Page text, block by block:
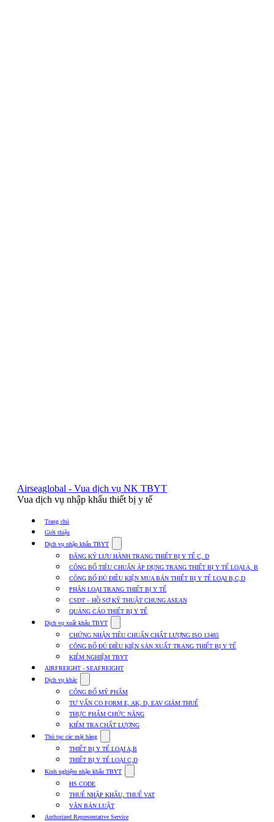
Airseaglobal - Vua dịch vụ NK TBYT
Vua dịch vụ nhập khẩu thiết bị y tế
Trang chủ
Giới thiệu
Dịch vụ nhập khẩu TBYT
submenu
for
Dịch
vụ
nhập
khẩu
TBYT
ĐĂNG KÝ LƯU HÀNH TRANG THIẾT BỊ Y TẾ C, D
CÔNG BỐ TIÊU CHUẨN ÁP DỤNG TRANG THIẾT BỊ Y TẾ LOẠI A, B
CÔNG BỐ ĐỦ ĐIỀU KIỆN MUA BÁN THIẾT BỊ Y TẾ LOẠI B,C,D
PHÂN LOẠI TRANG THIẾT BỊ Y TẾ
CSDT – HỒ SƠ KỸ THUẬT CHUNG ASEAN
QUẢNG CÁO THIẾT BỊ Y TẾ
Dịch vụ xuất khẩu TBYT
submenu
for
Dịch
vụ
xuất
TBYT
CHỨNG NHẬN TIÊU CHUẨN CHẤT LƯỢNG ISO 13485
CÔNG BỐ ĐỦ ĐIỀU KIỆN SẢN XUẤT TRANG THIẾT BỊ Y TẾ
KIỂM NGHIỆM TBYT
AIRFREIGHT - SEAFREIGHT
Dịch vụ khác
submenu
for
Dịch
vụ
khác
CÔNG BỐ MỸ PHẨM
TƯ VẤN CO FORM E, AK, D, EAV GIẢM THUẾ
THỰC PHẨM CHỨC NĂNG
KIỂM TRA CHẤT LƯỢNG
Thủ tục các mặt hàng
submenu
for
Thủ
tục
mặt
hàng
THIẾT BỊ Y TẾ LOẠI A,B
THIẾT BỊ Y TẾ LOẠI C,D
Kinh nghiệm nhập khẩu TBYT
submenu
Kinh
HS CODE
THUẾ NHẬP KHẨU, THUẾ VAT
VĂN BẢN LUẬT
Authorized Representative Service